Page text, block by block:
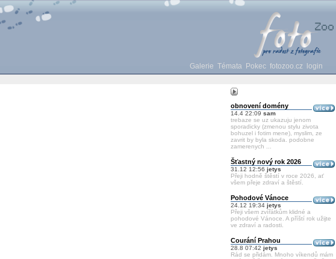
Galerie Témata Pokec fotozoo.cz login
obnovení domény
14.4 22:09 sam
trebaze se uz ukazuju jenom
sporadicky (zmenou stylu zivota
bohuzel i fotim mene), myslim, ze
zavrit by byla skoda. podobne
zamerenych ...
Šťastný nový rok 2026
31.12 12:56 jetys
Přeji hodně štěstí v roce 2026, ať
všem přeje zdraví a štěstí.
Pohodové Vánoce
24.12 19:34 jetys
Přeji všem zvířátkům klidné a
pohodové Vánoce. A příští rok užijte
ve zdraví a radosti.
Courání Prahou
28.8 07:42 jetys
Rád se přidám. Mnoho víkendů mám